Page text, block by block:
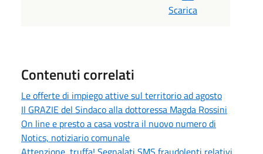
Scarica
Contenuti correlati
Le offerte di impiego attive sul territorio ad agosto
Il GRAZIE del Sindaco alla dottoressa Magda Rossini
On line e presto a casa vostra il nuovo numero di
Notics, notiziario comunale